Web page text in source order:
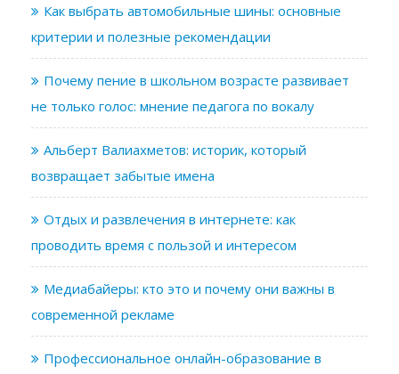
Как выбрать автомобильные шины: основные
критерии и полезные рекомендации
Почему пение в школьном возрасте развивает
не только голос: мнение педагога по вокалу
Альберт Валиахметов: историк, который
возвращает забытые имена
Отдых и развлечения в интернете: как
проводить время с пользой и интересом
Медиабайеры: кто это и почему они важны в
современной рекламе
Профессиональное онлайн-образование в